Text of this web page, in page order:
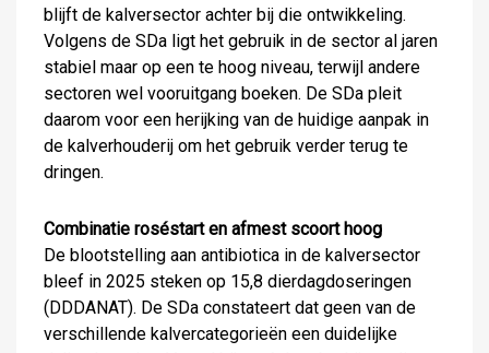
blijft de kalversector achter bij die ontwikkeling.
Volgens de SDa ligt het gebruik in de sector al jaren
stabiel maar op een te hoog niveau, terwijl andere
sectoren wel vooruitgang boeken. De SDa pleit
daarom voor een herijking van de huidige aanpak in
de kalverhouderij om het gebruik verder terug te
dringen.
Combinatie roséstart en afmest scoort hoog
De blootstelling aan antibiotica in de kalversector
bleef in 2025 steken op 15,8 dierdagdoseringen
(DDDANAT). De SDa constateert dat geen van de
verschillende kalvercategorieën een duidelijke